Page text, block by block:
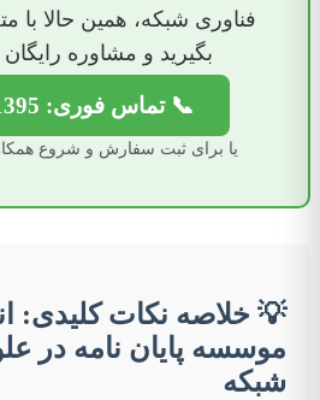
فناوری شبکه، همین حالا
بگیرید و مشاوره
📞 تماس فوری: 09351591395
یا برای ثبت سفارش و شروع
💡 خلاصه نکات کلیدی:
موسسه پایان نامه در
شبکه